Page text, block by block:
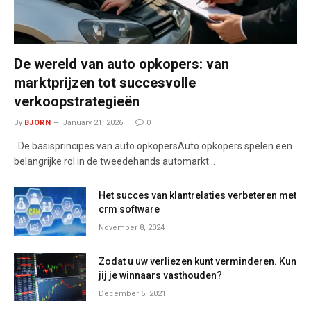
De wereld van auto opkopers: van
marktprijzen tot succesvolle
verkoopstrategieën
By BJORN January 21, 2026 0
De basisprincipes van auto opkopersAuto opkopers spelen een
belangrijke rol in de tweedehands automarkt…
Het succes van klantrelaties verbeteren met
crm software
November 8, 2024
Zodat u uw verliezen kunt verminderen. Kun
jij je winnaars vasthouden?
December 5, 2021